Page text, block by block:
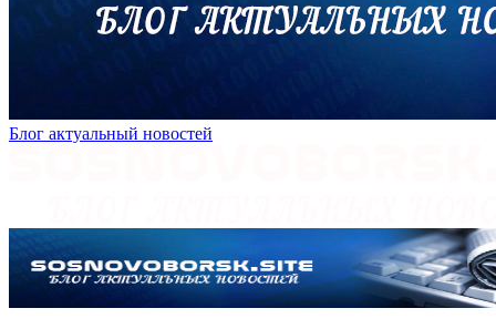
Блог актуальный новостей